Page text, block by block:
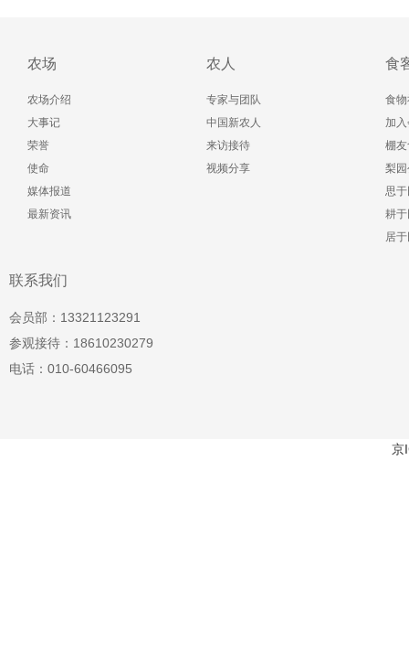
农场
农场介绍
大事记
荣誉
使命
媒体报道
最新资讯
农人
专家与团队
中国新农人
来访接待
视频分享
食
食
加
棚
梨
思
耕
居
联系我们
会员部：13321123291
参观接待：18610230279
电话：010-60466095
京